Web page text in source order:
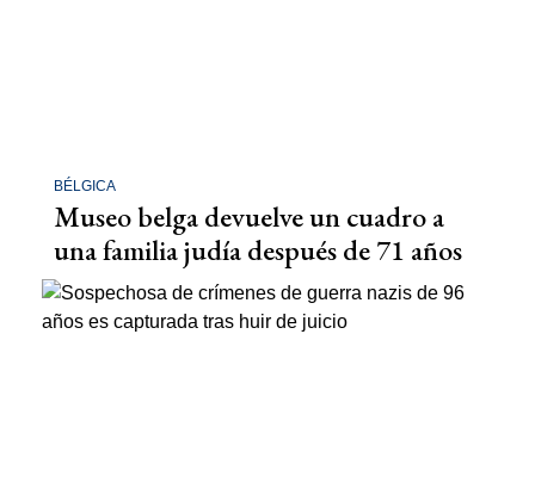
BÉLGICA
Museo belga devuelve un cuadro a
una familia judía después de 71 años